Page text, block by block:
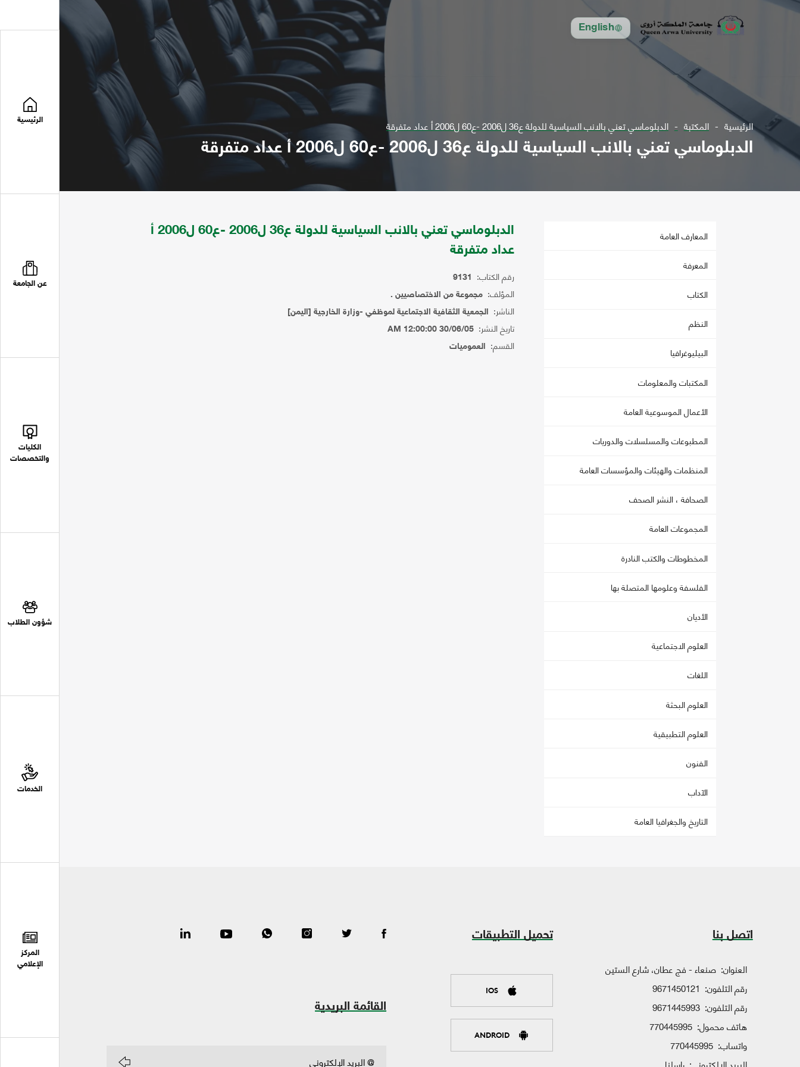
English
الرئيسية
عن الجامعة
الكليات
والتخصصات
شؤون الطلاب
الخدمات
المركز
الإعلامي
الرئيسية المكتبة الدبلوماسي تعني بالانب السياسية للدولة ع36 ل2006 -ع60 ل2006 أ عداد متفرقة
الدبلوماسي تعني بالانب السياسية للدولة ع36 ل2006 -ع60 ل2006 أ عداد متفرقة
المعارف العامة
المعرفة
الكتاب
النظم
البيليوغرافيا
المكتبات والمعلومات
الأعمال الموسوعية العامة
المطبوعات والمسلسلات والدوريات
المنظمات والهيئات والمؤسسات العامة
الصحافة ، النشر الصحف
المجموعات العامة
المخطوطات والكتب النادرة
الفلسفة وعلومها المتصلة بها
الأديان
العلوم الاجتماعية
اللغات
العلوم البحثة
العلوم التطبيقية
الفنون
الآداب
التاريخ والجغرافيا العامة
الدبلوماسي تعني بالانب السياسية للدولة ع36 ل2006 -ع60 ل2006 أ
عداد متفرقة
رقم الكتاب: 9131
المؤلف: مجموعة من الاختصاصيين .
الناشر: الجمعية الثقافية الاجتماعية لموظفي -وزارة الخارجية [اليمن]
تاريخ النشر: 30/06/05 12:00:00 AM
القسم: العموميات
اتصل بنا
العنوان: صنعاء - فج عطان، شارع الستين
رقم التلفون: 9671450121
رقم التلفون: 9671445993
هاتف محمول: 770445995
واتساب: 770445995
تحميل التطبيقات
IOS
ANDROID
القائمة البريدية